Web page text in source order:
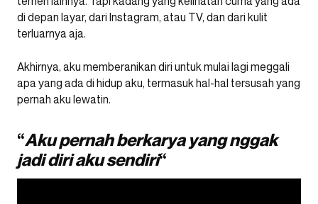
di depan layar, dari Instagram, atau TV, dan dari kulit
terluarnya aja.
Akhirnya, aku memberanikan diri untuk mulai lagi meggali
apa yang ada di hidup aku, termasuk hal-hal tersusah yang
pernah aku lewatin.
“Aku pernah berkarya yang nggak
jadi diri aku sendiri“